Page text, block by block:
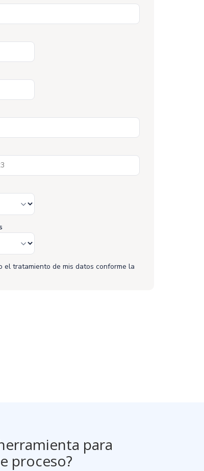
para
proceso?
el tratamiento de mis datos conforme la